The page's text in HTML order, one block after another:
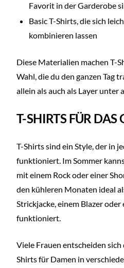
Favorit in der Garderobe
Basic T-Shirts, die sich
kombinieren lassen
Diese Materialien machen T-
Wahl, die du den ganzen Tag
allein als auch als Layer unter
T-SHIRTS FÜR DAS
T-Shirts sind ein Style, der in
funktioniert. Im Sommer
mit einem Rock oder einer
den kühleren Monaten ideal
Strickjacke, einem Blazer
funktioniert.
Viele Frauen entscheiden sich
Shirts für Damen in